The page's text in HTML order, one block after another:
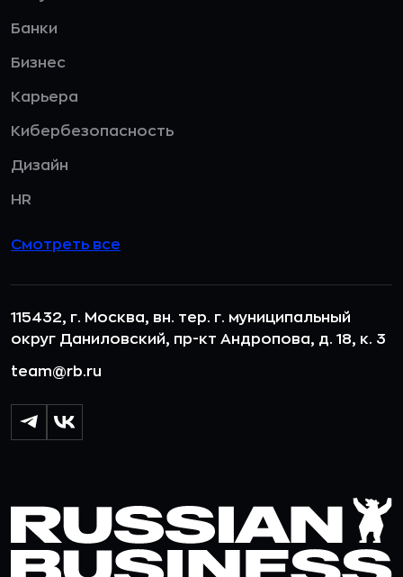
Банки
Бизнес
Карьера
Кибербезопасность
Дизайн
HR
Смотреть все
115432, г. Москва, вн. тер. г. муниципальный
округ Даниловский, пр-кт Андропова, д. 18, к. 3
team@rb.ru